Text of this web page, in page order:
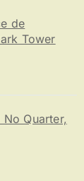
de
Tower
Quarter,